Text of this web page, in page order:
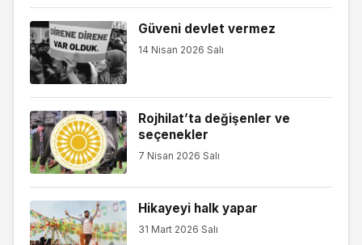
Güveni devlet vermez
14 Nisan 2026 Salı
Rojhilat’ta değişenler ve
seçenekler
7 Nisan 2026 Salı
Hikayeyi halk yapar
31 Mart 2026 Salı